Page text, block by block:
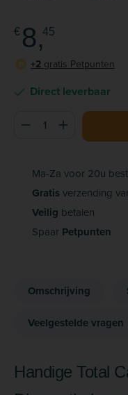
Direct leverbaar
€ 8,45
Producthoeveelheid:
P +2 gratis Petpunten
Ma-Za voor 20u
Gratisverzending
Veilig betalen
Spaar Petpunten
Omschrijving
Veelgestelde vragen
Handige Total